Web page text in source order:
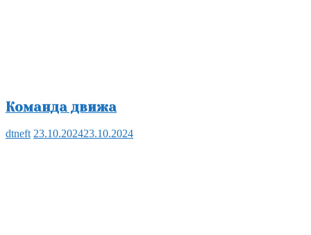
Команда движа
dtneft 23.10.202423.10.2024